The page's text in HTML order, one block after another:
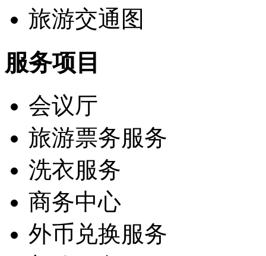
旅游交通图
服务项目
会议厅
旅游票务服务
洗衣服务
商务中心
外币兑换服务